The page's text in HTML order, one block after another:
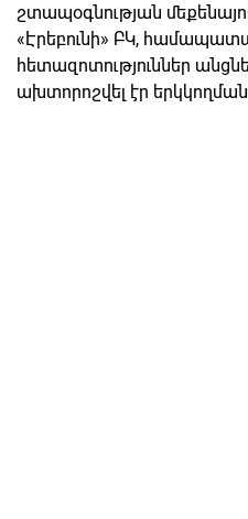
շտապօգնության
«Էրեբունի» ԲԿ,
հետազոտություններ
ախտորոշվել էր